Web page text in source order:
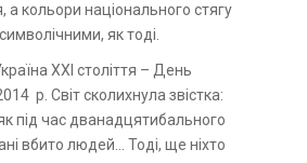
а кольори національного стягу
як тоді.
ХХІ століття – День
р. Світ сколихнула звістка:
під час дванадцятибального
вбито людей… Тоді, ще ніхто